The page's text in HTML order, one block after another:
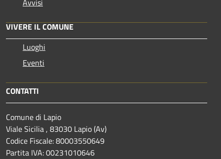
Avvisi
VIVERE IL COMUNE
Luoghi
Eventi
CONTATTI
Comune di Lapio
Viale Sicilia , 83030 Lapio (Av)
Codice Fiscale: 80003550649
Partita IVA: 00231010646